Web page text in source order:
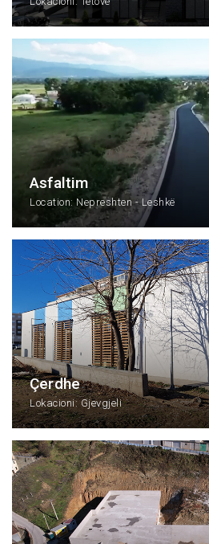
Asfaltim
Location: Nepreshten - Leshkë
Çerdhe
Lokacioni: Gjevgjeli